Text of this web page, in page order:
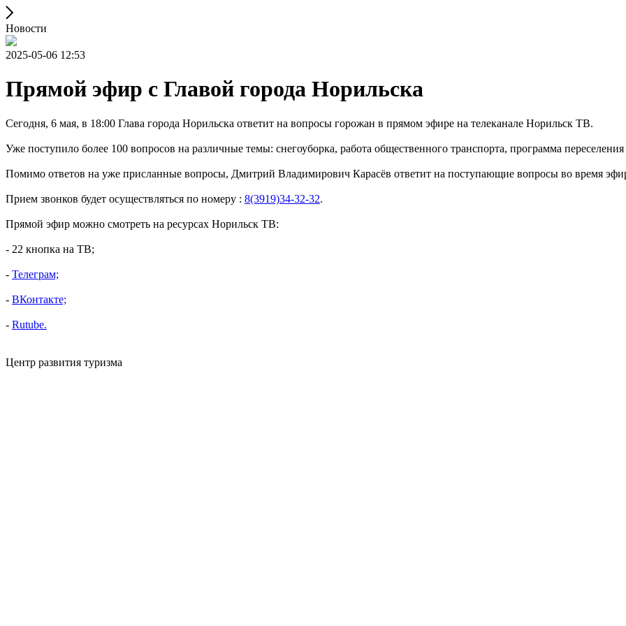
Новости
2025-05-06 12:53
Прямой эфир с Главой города Норильска
Сегодня, 6 мая, в 18:00 Глава города Норильска ответит на вопросы горожан в прямом эфире на телеканале Норильск ТВ.
Уже поступило более 100 вопросов на различные темы: снегоуборка, работа общественного транспорта, программа переселения
Помимо ответов на уже присланные вопросы, Дмитрий Владимирович Карасëв ответит на поступающие вопросы во время
Прием звонков будет осуществляться по номеру : 8(3919)34-32-32.
Прямой эфир можно смотреть на ресурсах Норильск ТВ:
- 22 кнопка на ТВ;
- ⁠ Телеграм;
- ⁠ ВКонтакте;
- ⁠ Rutube.
Центр развития туризма